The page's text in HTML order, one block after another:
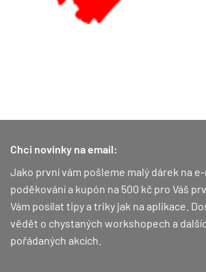
Chci novinky na email:
Jako první vám pošleme malý dárek na
poděkování a kupón na 500 kč pro Váš
Vám posílat tipy a triky jak na aplikace.
vědět o chystaných workshopech a
pořádaných akcích.